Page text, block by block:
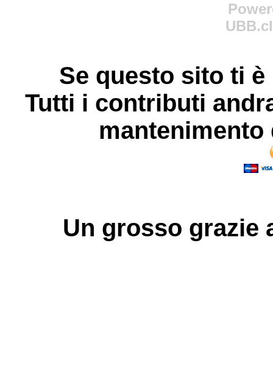
Se questo sito ti
Tutti i contributi
Un grosso grazie